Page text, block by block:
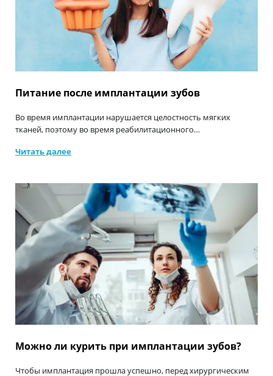
Питание после имплантации зубов
Во время имплантации нарушается целостность мягких
тканей, поэтому во время реабилитационного…
Читать далее
Можно ли курить при имплантации зубов?
Чтобы имплантация прошла успешно, перед хирургическим